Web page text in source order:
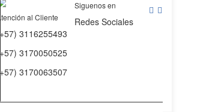
Atención al Cliente
(+57) 3116255493
(+57) 3170050525
(+57) 3170063507
Siguenos en
Redes Sociales